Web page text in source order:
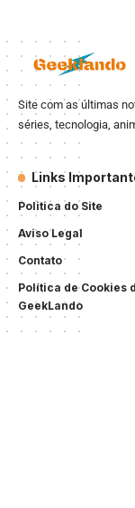
Site com as últimas
séries, tecnologia,
Links
Politica do Site
Aviso Legal
Contato
Política de Cookies
GeekLando